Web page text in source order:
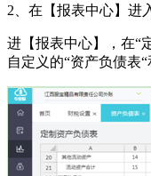
2、在【报表中心】进
进【报表中心】，在“
自定义的“资产负债表